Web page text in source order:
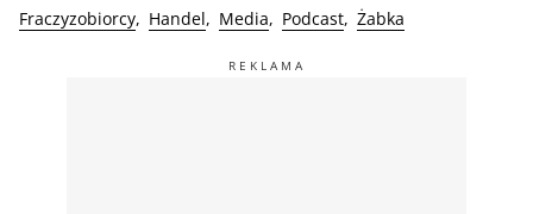
Fraczyzobiorcy Handel Media Podcast Żabka